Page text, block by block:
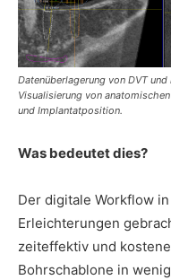
Datenüberlagerung von DVT
Visualisierung von
und Implantatposition.
Was bedeutet dies?
Der digitale Workflow
Erleichterungen
zeiteffektiv und
Bohrschablone in